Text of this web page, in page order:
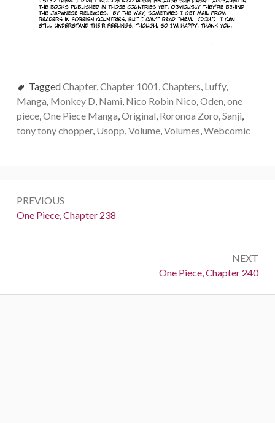
TaggedChapter,Chapter 1001,Chapters, Luffy,
Manga, Monkey D, Nami, Nico Robin Nico,Oden,one
piece,One Piece Manga,Original, Roronoa Zoro,Sanji,
tony tony chopper, Usopp,Volume,Volumes,Webcomic
navigation
PREVIOUS
Previous:
One Piece, Chapter 238
NEXT
Next:
One Piece, Chapter 240